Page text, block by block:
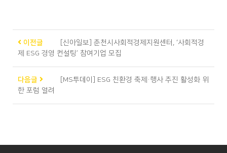
이전글
[신아일보] 춘천시사회적경제지원센터, ‘사회적경
제 ESG 경영 컨설팅’ 참여기업 모집
다음글
[MS투데이] ESG 친환경 축제·행사 추진 활성화 위
한 포럼 열려